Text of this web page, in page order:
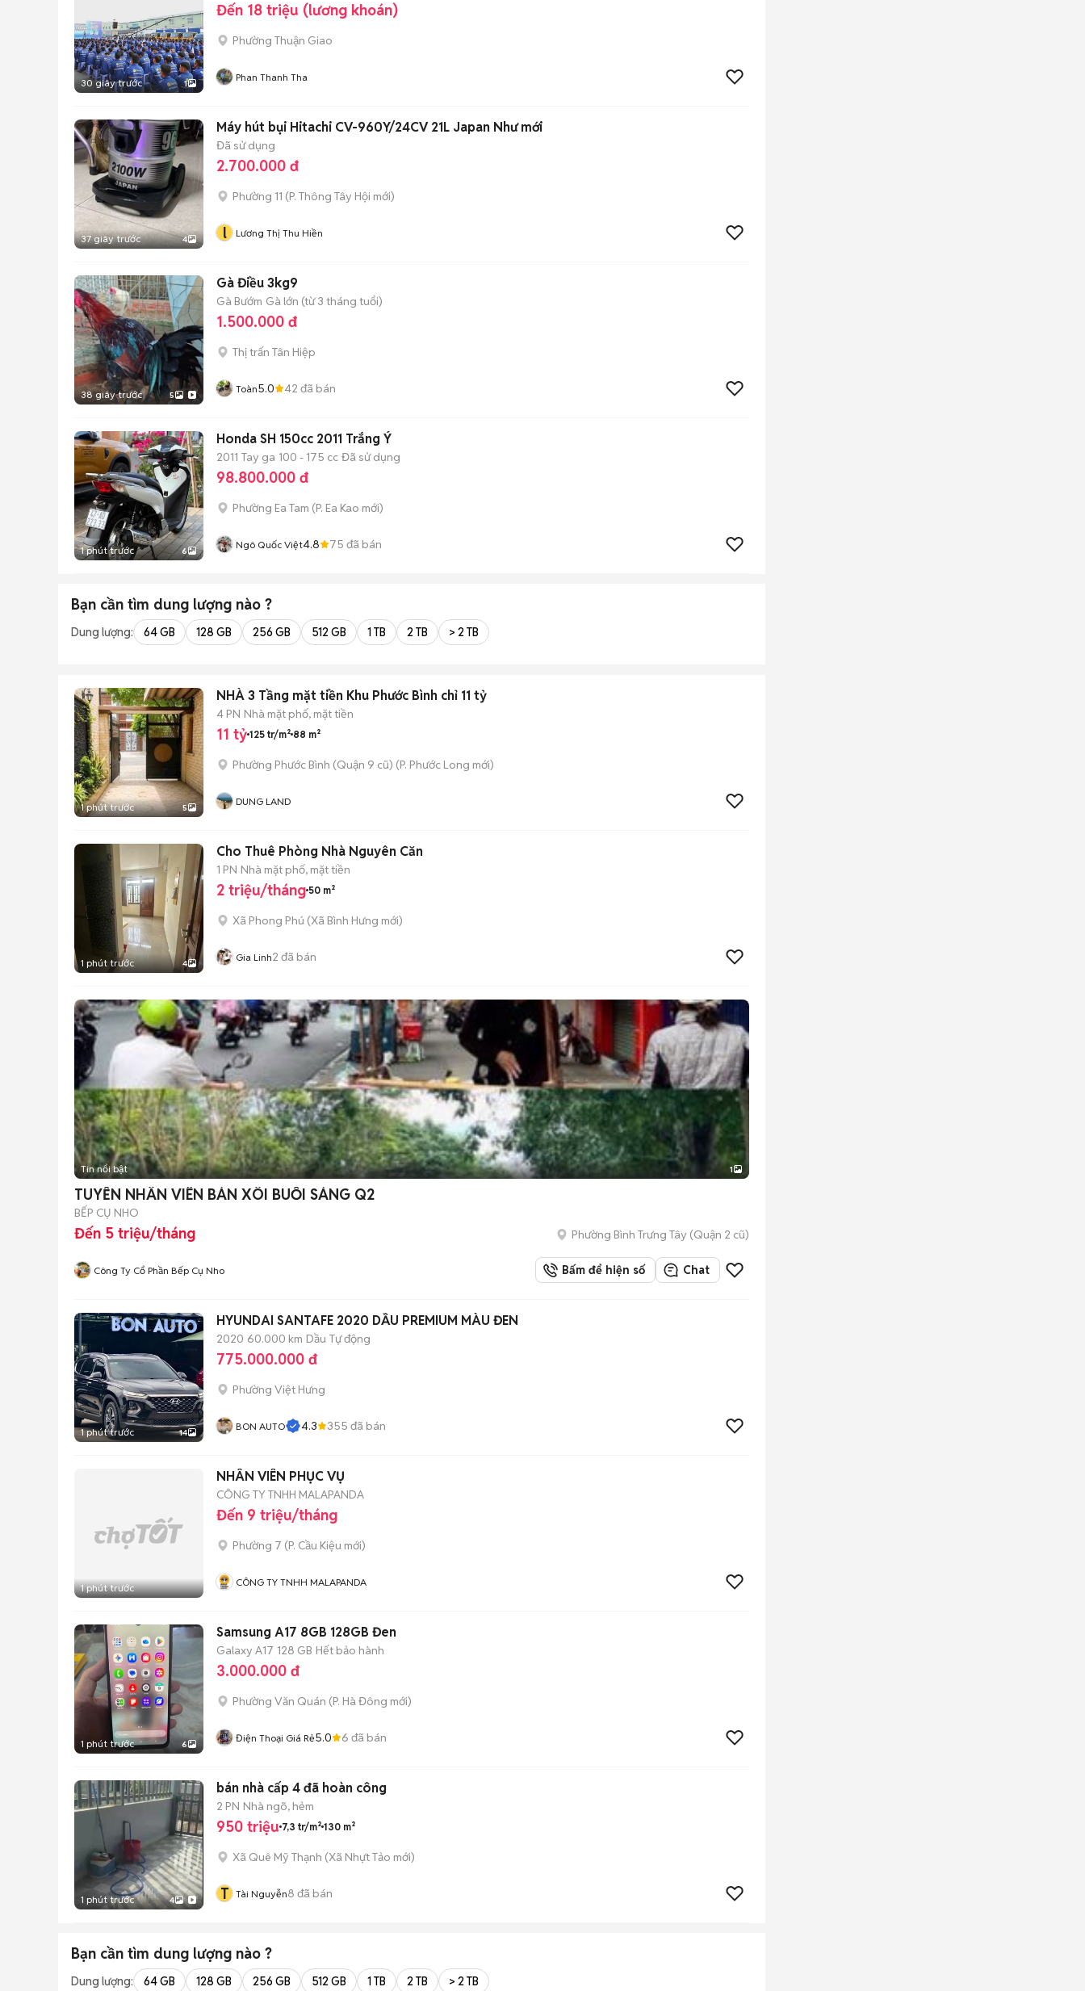
30 giây trước 1
Đến 18 triệu (lương khoán)
Phường Thuận Giao
Phan Thanh Tha
37 giây trước 4
Máy hút bụi Hitachi CV-960Y/24CV 21L Japan Như mới
Đã sử dụng
2.700.000 đ
Phường 11 (P. Thông Tây Hội mới)
l Lương Thị Thu Hiền
38 giây trước 5
Gà Điều 3kg9
Gà Bướm Gà lớn (từ 3 tháng tuổi)
1.500.000 đ
Thị trấn Tân Hiệp
Toàn5.0 42 đã bán
1 phút trước 6
Honda SH 150cc 2011 Trắng Ý
2011 Tay ga 100 - 175 cc Đã sử dụng
98.800.000 đ
Phường Ea Tam (P. Ea Kao mới)
Ngô Quốc Việt4.8 75 đã bán
Bạn cần tìm dung lượng nào ?
Dung lượng: 64 GB 128 GB 256 GB 512 GB 1 TB 2 TB > 2 TB
1 phút trước 5
NHÀ 3 Tầng mặt tiền Khu Phước Bình chỉ 11 tỷ
4 PN Nhà mặt phố, mặt tiền
11 tỷ 125 tr/m² 88 m²
Phường Phước Bình (Quận 9 cũ) (P. Phước Long mới)
DUNG LAND
1 phút trước 4
Cho Thuê Phòng Nhà Nguyên Căn
1 PN Nhà mặt phố, mặt tiền
2 triệu/tháng 50 m²
Xã Phong Phú (Xã Bình Hưng mới)
Gia Linh2 đã bán
Tin nổi bật 1
TUYỂN NHÂN VIÊN BÁN XÔI BUỔI SÁNG Q2
BẾP CỤ NHO
Đến 5 triệu/tháng Phường Bình Trưng Tây (Quận 2 cũ)
Công Ty Cổ Phần Bếp Cụ Nho Bấm để hiện số Chat
1 phút trước 14
HYUNDAI SANTAFE 2020 DẦU PREMIUM MÀU ĐEN
2020 60.000 km Dầu Tự động
775.000.000 đ
Phường Việt Hưng
BON AUTO 4.3 355 đã bán
1 phút trước
NHÂN VIÊN PHỤC VỤ
CÔNG TY TNHH MALAPANDA
Đến 9 triệu/tháng
Phường 7 (P. Cầu Kiệu mới)
CÔNG TY TNHH MALAPANDA
1 phút trước 6
Samsung A17 8GB 128GB Đen
Galaxy A17 128 GB Hết bảo hành
3.000.000 đ
Phường Văn Quán (P. Hà Đông mới)
Điện Thoại Giá Rẻ5.0 6 đã bán
1 phút trước 4
bán nhà cấp 4 đã hoàn công
2 PN Nhà ngõ, hẻm
950 triệu 7,3 tr/m² 130 m²
Xã Quê Mỹ Thạnh (Xã Nhựt Tảo mới)
T Tài Nguyễn8 đã bán
Bạn cần tìm dung lượng nào ?
Dung lượng: 64 GB 128 GB 256 GB 512 GB 1 TB 2 TB > 2 TB